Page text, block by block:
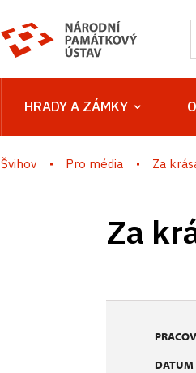
HRADY A ZÁMKY
Švihov Pro média Za
Za
DATUM